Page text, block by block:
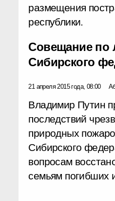
размещения
республики.
Совещание по
Сибирского
21 апреля 2015 года, 08:00
Владимир Путин
последствий
природных
Сибирского
вопросам
семьям погибших